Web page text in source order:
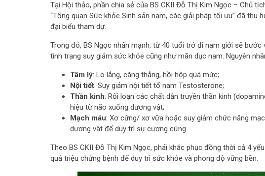
Tại Hội thảo, phần chia sẻ của BS CKII Đỗ Thị Kim Ngọc – Chủ
“Tổng quan Sức khỏe Sinh sản nam, các giải pháp tối ưu” đã
đại biểu tham dự.
Trong đó, BS Ngọc nhấn mạnh, từ 40 tuổi trở đi nam giới sẽ bước
tình trạng suy giảm sức khỏe cũng như mãn dục nam. Nguyên
Tâm lý: Lo lắng, căng thẳng, hồi hộp quá mức;
Nội tiết: Suy giảm nội tiết tố nam Testosterone;
Thần kinh: Rối loạn các chất dẫn truyền thần kinh
hiệu từ não xuống dương vật;
Mạch máu: Xơ cứng/ xơ vữa hoặc suy giảm chức năng
dương vật để duy trì sự cương cứng
Theo BS CKII Đỗ Thị Kim Ngọc, phải khắc phục đồng thời cả 4
quả triệu chứng bệnh để duy trì sức khỏe và phong độ vững bền.